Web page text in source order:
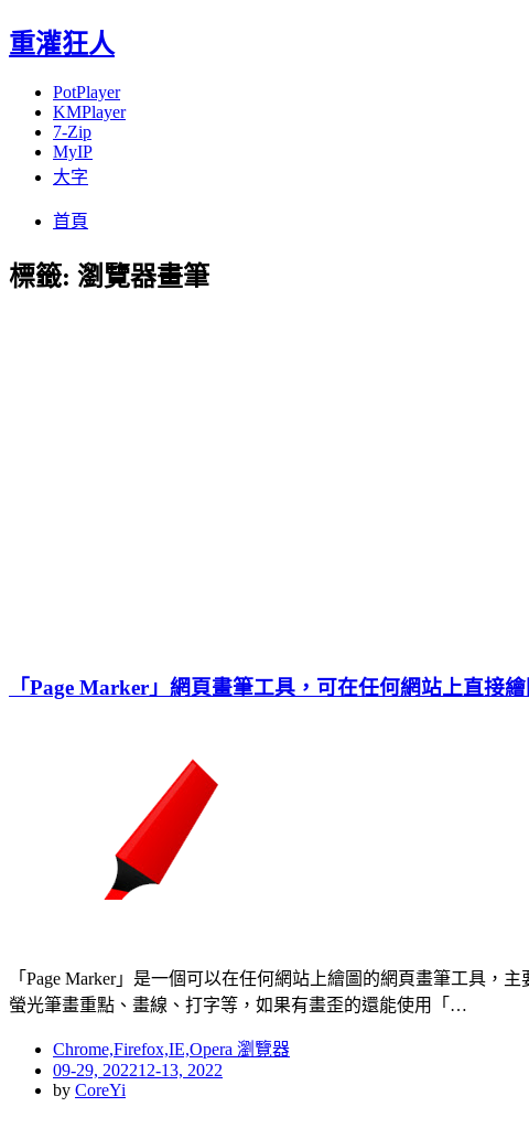
重灌狂人
PotPlayer
KMPlayer
7-Zip
MyIP
大字
首頁
標籤: 瀏覽器畫筆
「Page Marker」網頁畫筆工具，可在任何網站上直接繪
「Page Marker」是一個可以在任何網站上繪圖的網頁畫筆工具，
螢光筆畫重點、畫線、打字等，如果有畫歪的還能使用「…
Chrome,Firefox,IE,Opera 瀏覽器
Posted
on
09-29, 202212-13, 2022
by CoreYi